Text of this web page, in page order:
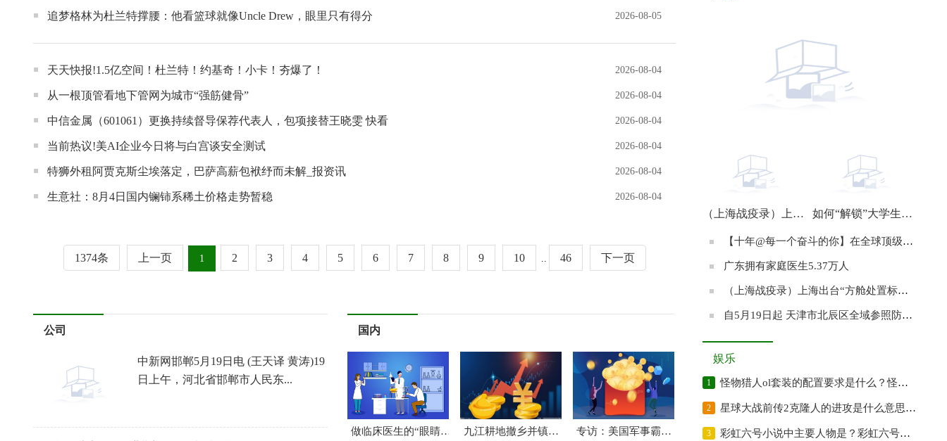
追梦格林为杜兰特撑腰：他看篮球就像Uncle Drew，眼里只有得分 2026-08-05
天天快报!1.5亿空间！杜兰特！约基奇！小卡！夯爆了！ 2026-08-04
从一根顶管看地下管网为城市“强筋健骨” 2026-08-04
中信金属（601061）更换持续督导保荐代表人，包项接替王晓雯 快看 2026-08-04
当前热议!美AI企业今日将与白宫谈安全测试 2026-08-04
特狮外租阿贾克斯尘埃落定，巴萨高薪包袱纾而未解_报资讯 2026-08-04
生意社：8月4日国内镧铈系稀土价格走势暂稳 2026-08-04
1374条 上一页 1 2 3 4 5 6 7 8 9 10 46 下一页
公司
中新网邯郸5月19日电 (王天译 黄涛)19
日上午，河北省邯郸市人民东...
国内
做临床医生的“眼睛”！这位医生在医学影像中搜寻“希望之光” 九江耕地撤乡并镇怎么样给 专访：美国军事霸权给世界带来灾难——访俄罗斯高等经济大学欧洲与国际综合研究中心副主任苏斯洛夫
（上海战疫录）上海共享单车运力回暖 公共交通有望从22日起逐步恢复 如何“解锁”大学生进工厂？
【十年@每一个奋斗的你】在全球顶级精算比赛夺冠的南开姑娘：始终满怀期待地前行
广东拥有家庭医生5.37万人
（上海战疫录）上海出台“方舱处置标准” 努力实现循环利用、资源再生、安全处置
自5月19日起 天津市北辰区全域参照防范区管理
娱乐
1 怪物猎人ol套装的配置要求是什么？怪物猎人的原名是什么？
2 星球大战前传2克隆人的进攻是什么意思？星球大战前传2的故事梗概是?
3 彩虹六号小说中主要人物是？彩虹六号游戏故事题材改编自小说吗？